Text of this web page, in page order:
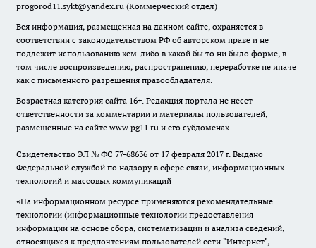
progorod11.sykt@yandex.ru (Коммерческий отдел)
Вся информация, размещенная на данном сайте, охраняется в
соответствии с законодательством РФ об авторском праве и не
подлежит использованию кем-либо в какой бы то ни было форме, в
том числе воспроизведению, распространению, переработке не иначе
как с письменного разрешения правообладателя.
Возрастная категория сайта 16+. Редакция портала не несет
ответственности за комментарии и материалы пользователей,
размещенные на сайте www.pg11.ru и его субдоменах.
Свидетельство ЭЛ № ФС 77-68636 от 17 февраля 2017 г. Выдано
Федеральной службой по надзору в сфере связи, информационных
технологий и массовых коммуникаций
«На информационном ресурсе применяются рекомендательные
технологии (информационные технологии предоставления
информации на основе сбора, систематизации и анализа сведений,
относящихся к предпочтениям пользователей сети "Интернет",